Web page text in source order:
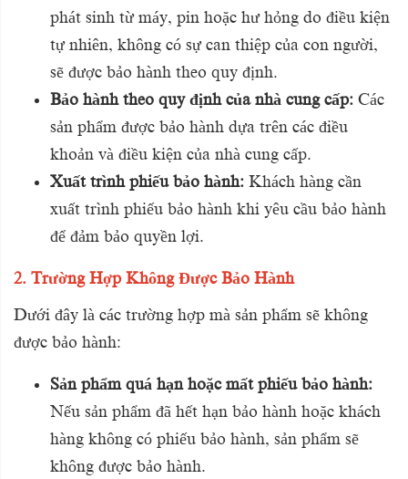
phát sinh từ máy, pin hoặc hư hỏng do điều kiện
tự nhiên, không có sự can thiệp của con người,
sẽ được bảo hành theo quy định.
Bảo hành theo quy định của nhà cung cấp: Các
sản phẩm được bảo hành dựa trên các điều
khoản và điều kiện của nhà cung cấp.
Xuất trình phiếu bảo hành: Khách hàng cần
xuất trình phiếu bảo hành khi yêu cầu bảo hành
để đảm bảo quyền lợi.
2. Trường Hợp Không Được Bảo Hành
Dưới đây là các trường hợp mà sản phẩm sẽ không
được bảo hành:
Sản phẩm quá hạn hoặc mất phiếu bảo hành:
Nếu sản phẩm đã hết hạn bảo hành hoặc khách
hàng không có phiếu bảo hành, sản phẩm sẽ
không được bảo hành.